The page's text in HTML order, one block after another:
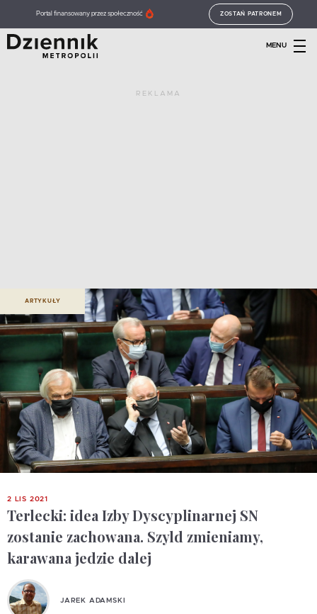
Portal finansowany przez społeczność ZOSTAŃ PATRONEM
MENU
REKLAMA
ARTYKUŁY
2 LIS 2021
Terlecki: idea Izby Dyscyplinarnej SN
zostanie zachowana. Szyld zmieniamy,
karawana jedzie dalej
JAREK ADAMSKI